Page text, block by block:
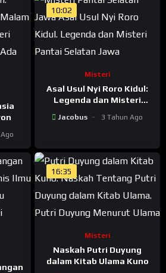
10:02
Misteri
Asal Usul Nyi Roro Kidul:
Legenda dan Misteri
Jacobus 3 Tahun Ago
16:35
Misteri
Naskah Putri Duyung
dalam Kitab Ulama Kuno